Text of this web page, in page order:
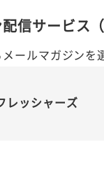
信サービス（
ールマガジンを
レッシャーズ